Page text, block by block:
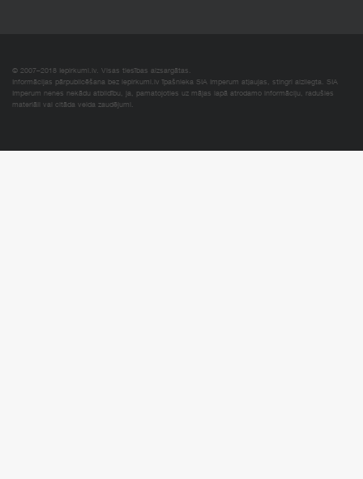
© 2007–2018 Iepirkumi.lv. Visas tiesības aizsargātas.
Informācijas pārpublicēšana bez iepirkumi.lv īpašnieka SIA Imperum atļaujas, stingri aizliegta. SIA
Imperum nenes nekādu atbildību, ja, pamatojoties uz mājas lapā atrodamo informāciju, radušies
materiāli vai citāda veida zaudējumi.